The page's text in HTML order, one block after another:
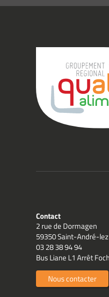
Contact
2 rue de Dormagen
59350 Saint-André-
03 28 38 94 94
Bus Liane L1 Arrêt Foch
Nous contacter